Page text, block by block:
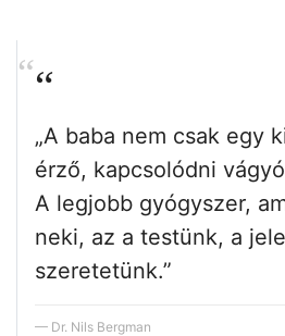
„A baba nem csak egy
érző, kapcsolódni
A legjobb gyógyszer,
neki, az a testünk, a
szeretetünk.”
Dr. Nils Bergman